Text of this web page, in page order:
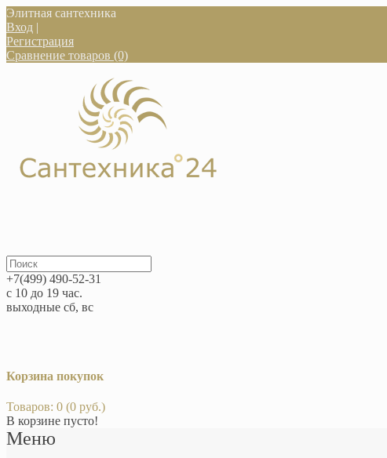
Элитная сантехника
Вход |
Регистрация
Сравнение товаров (0)
+7(499) 490-52-31
с 10 до 19 час.
выходные сб, вс
Корзина покупок
Товаров: 0 (0 руб.)
В корзине пусто!
Меню